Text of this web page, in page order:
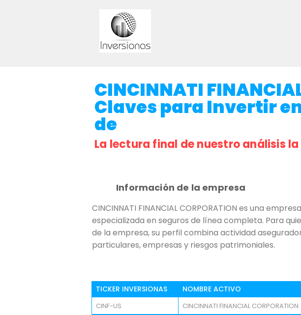
CINCINNATI
Claves para Invertir
de
La lectura final de nuestro análisis
Información de la empresa
CINCINNATI FINANCIAL CORPORATION es una
especializada en seguros de línea completa. Para
de la empresa, su perfil combina actividad
particulares, empresas y riesgos patrimoniales.
TICKER INVERSIONAS NOMBRE ACTIVO
CINF-US CINCINNATI FINANCIAL CORPORATION